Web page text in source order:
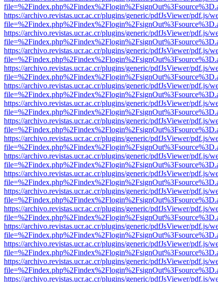
https://archivo.revistas.ucr.ac.cr/plugins/generic/pdfJsViewer/pdf.js/
https://archivo.revistas.ucr.ac.cr/plugins/generic/pdfJsViewer/pdf.js/
https://archivo.revistas.ucr.ac.cr/plugins/generic/pdfJsViewer/pdf.js/
https://archivo.revistas.ucr.ac.cr/plugins/generic/pdfJsViewer/pdf.js/
https://archivo.revistas.ucr.ac.cr/plugins/generic/pdfJsViewer/pdf.js/
https://archivo.revistas.ucr.ac.cr/plugins/generic/pdfJsViewer/pdf.js/
https://archivo.revistas.ucr.ac.cr/plugins/generic/pdfJsViewer/pdf.js/
https://archivo.revistas.ucr.ac.cr/plugins/generic/pdfJsViewer/pdf.js/
https://archivo.revistas.ucr.ac.cr/plugins/generic/pdfJsViewer/pdf.js/
https://archivo.revistas.ucr.ac.cr/plugins/generic/pdfJsViewer/pdf.js/
https://archivo.revistas.ucr.ac.cr/plugins/generic/pdfJsViewer/pdf.js/
https://archivo.revistas.ucr.ac.cr/plugins/generic/pdfJsViewer/pdf.js/
https://archivo.revistas.ucr.ac.cr/plugins/generic/pdfJsViewer/pdf.js/
https://archivo.revistas.ucr.ac.cr/plugins/generic/pdfJsViewer/pdf.js/
https://archivo.revistas.ucr.ac.cr/plugins/generic/pdfJsViewer/pdf.js/
https://archivo.revistas.ucr.ac.cr/plugins/generic/pdfJsViewer/pdf.js/